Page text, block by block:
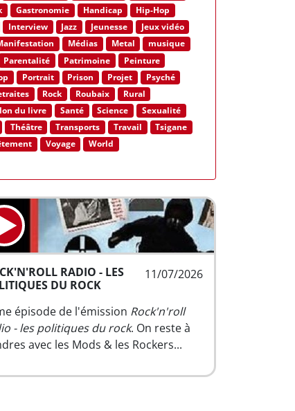
Gastronomie Handicap
Hip-Hop
Interview Jazz Jeunesse
Jeux vidéo
Médias Metal
musique
Parentalité Patrimoine
Peinture
Portrait Prison Projet
Psyché
Rock Roubaix
Rural
du livre Santé Science
Sexualité
Théâtre Transports Travail
Tsigane
Voyage World
11/07/2026
RADIO - LES
DU ROCK
épisode de l'émission Rock'n'roll
- les politiques du rock. On reste à
avec les Mods & les Rockers...